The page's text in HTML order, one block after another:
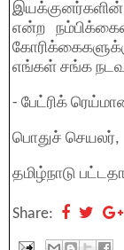
இயக்குனர்களின்
என்ற
எங்கள் சங்க
- பேட்ரிக்
பொதுச் செயலர்,
தமிழ்நாடு
Share: